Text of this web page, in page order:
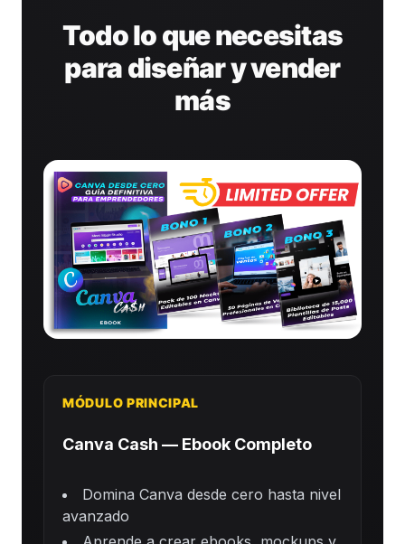
Todo lo que necesitas
para diseñar y vender
más
MÓDULO PRINCIPAL
Canva Cash — Ebook Completo
Domina Canva desde cero hasta nivel
avanzado